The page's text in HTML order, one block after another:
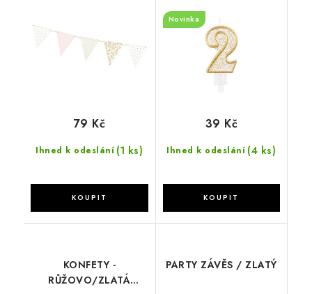
Ihned k odeslání (1 ks)
79 Kč
Novinka
Ihned k odeslání (4 ks)
39 Kč
KONFETY -
RŮŽOVO/ZLATÁ
PARTY ZÁVĚS / ZLATÝ